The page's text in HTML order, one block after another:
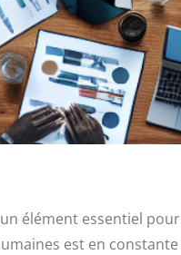
élément essentiel
est en